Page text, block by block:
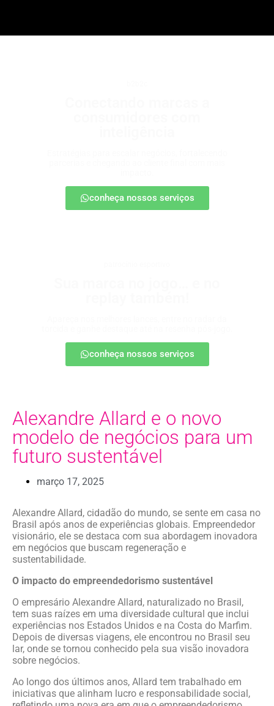
conheça nossos serviços
conheça nossos serviços
Alexandre Allard e o novo
modelo de negócios para um
futuro sustentável
março 17, 2025
Alexandre Allard, cidadão do mundo, se sente em casa no
Brasil após anos de experiências globais. Empreendedor
visionário, ele se destaca com sua abordagem inovadora
em negócios que buscam regeneração e
sustentabilidade.
O impacto do empreendedorismo sustentável
O empresário Alexandre Allard, naturalizado no Brasil,
tem suas raízes em uma diversidade cultural que inclui
experiências nos Estados Unidos e na Costa do Marfim.
Depois de diversas viagens, ele encontrou no Brasil seu
lar, onde se tornou conhecido pela sua visão inovadora
sobre negócios.
Ao longo dos últimos anos, Allard tem trabalhado em
iniciativas que alinham lucro e responsabilidade social,